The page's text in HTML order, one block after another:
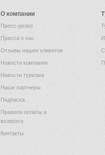
О компании
Пресс-релиз
Пресса о нас
Отзывы наших клиентов
Новости компании
Новости туризма
Наши партнеры
Подписка
Правила оплаты и
возврата
Контакты